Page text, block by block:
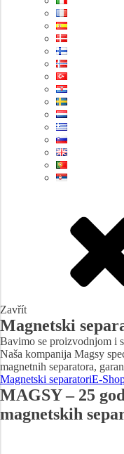
Zavřít
Magnetski
Bavimo se proizvodnjom i
Naša kompanija Magsy
magnetnih separatora,
Magnetski separatoriE-
MAGSY – 25
magnetskih